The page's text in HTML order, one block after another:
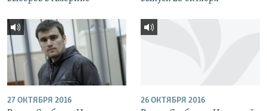
27 ОКТЯБРЯ 2016 26 ОКТЯБРЯ 2016